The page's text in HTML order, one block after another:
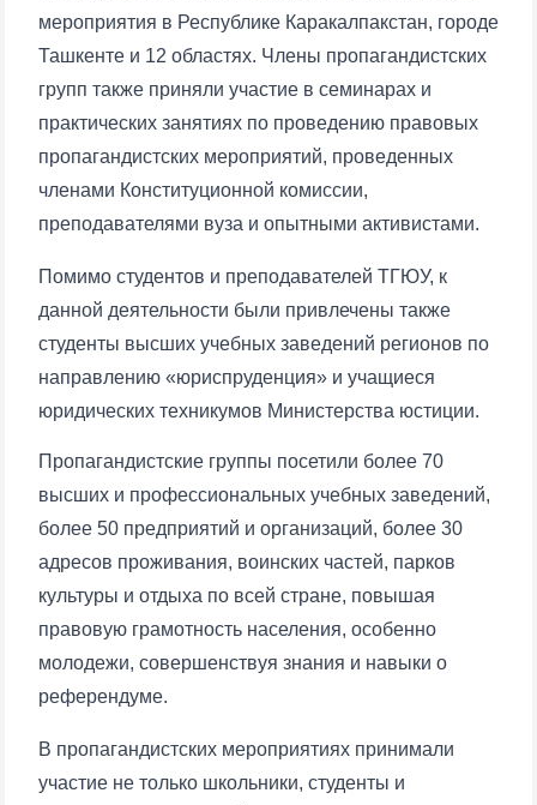
мероприятия в Республике Каракалпакстан, городе
Ташкенте и 12 областях. Члены пропагандистских
групп также приняли участие в семинарах и
практических занятиях по проведению правовых
пропагандистских мероприятий, проведенных
членами Конституционной комиссии,
преподавателями вуза и опытными активистами.
Помимо студентов и преподавателей ТГЮУ, к
данной деятельности были привлечены также
студенты высших учебных заведений регионов по
направлению «юриспруденция» и учащиеся
юридических техникумов Министерства юстиции.
Пропагандистские группы посетили более 70
высших и профессиональных учебных заведений,
более 50 предприятий и организаций, более 30
адресов проживания, воинских частей, парков
культуры и отдыха по всей стране, повышая
правовую грамотность населения, особенно
молодежи, совершенствуя знания и навыки о
референдуме.
В пропагандистских мероприятиях принимали
участие не только школьники, студенты и